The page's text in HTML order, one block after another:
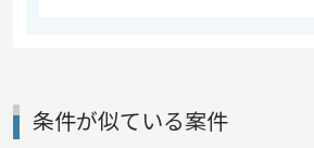
条件が似ている案件